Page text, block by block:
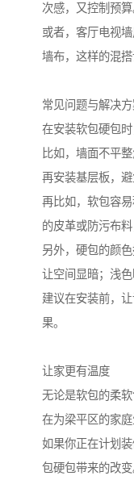
次感，又控制预算
或者，客厅电视
墙布，这样的混搭
常见问题与解决
在安装软包硬包
比如，墙面不平
再安装基层板，避
再比如，软包容
的皮革或防污布
另外，硬包的颜
让空间显暗；浅色
建议在安装前，
果。
让家更有温度
无论是软包的柔
在为梁平区的家庭
如果你正在计划
包硬包带来的改变